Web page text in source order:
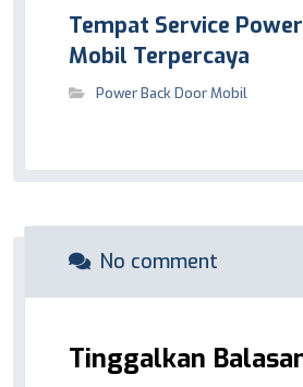
Tempat Service
Mobil Terpercaya
Power Back Door Mobil
No comment
Tinggalkan